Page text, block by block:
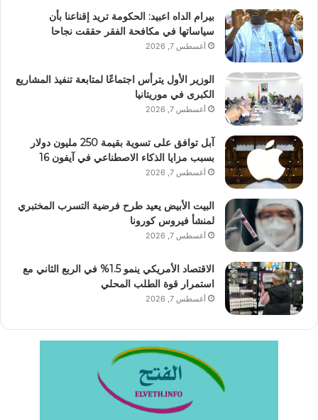
بيرام الداه اعبيد: الحكومة تريد إقناعنا بأن
سياساتها في مكافحة الفقر حققت نجاحا
أغسطس 7, 2026
الوزير الأول يترأس اجتماعًا لمتابعة تنفيذ المشاريع
الكبرى في موريتانيا
أغسطس 7, 2026
آبل توافق على تسوية بقيمة 250 مليون دولار
بسبب مزايا الذكاء الاصطناعي في آيفون 16
أغسطس 7, 2026
البيت الأبيض يعيد طرح فرضية التسرب المختبري
لمنشأ فيروس كورونا
أغسطس 7, 2026
الاقتصاد الأمريكي ينمو 1.5% في الربع الثاني مع
استمرار قوة الطلب المحلي
أغسطس 7, 2026